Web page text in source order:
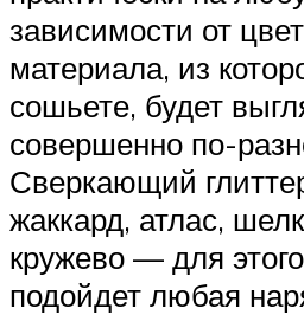
зависимости от
материала, из
сошьете, будет
совершенно по-
Сверкающий
жаккард, атлас,
кружево — для
подойдет любая